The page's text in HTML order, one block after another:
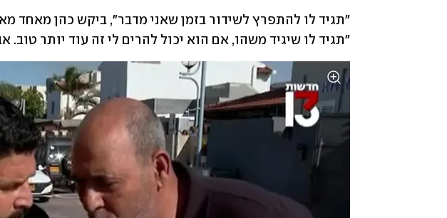
"תגיד לו שיגיד משהו, אם הוא יכול להרים לי זה עוד יותר טוב.